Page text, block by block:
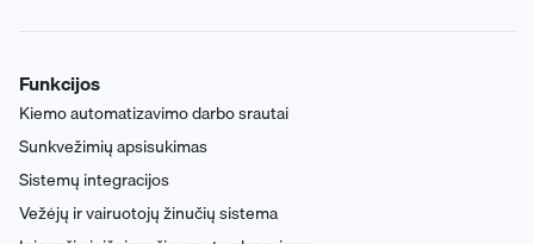
Funkcijos
Kiemo automatizavimo darbo srautai
Sunkvežimių apsisukimas
Sistemų integracijos
Vežėjų ir vairuotojų žinučių sistema